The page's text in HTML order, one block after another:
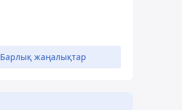
Барлық жаңалықтар